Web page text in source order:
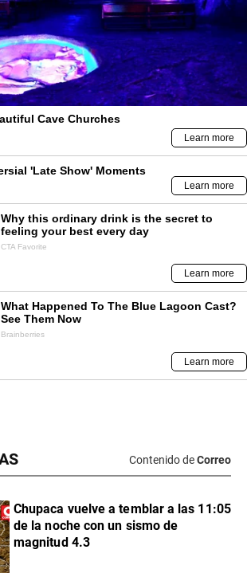
Contenido deCorreo
Chupaca vuelve a temblar a las 11:05
de la noche con un sismo de
magnitud 4.3